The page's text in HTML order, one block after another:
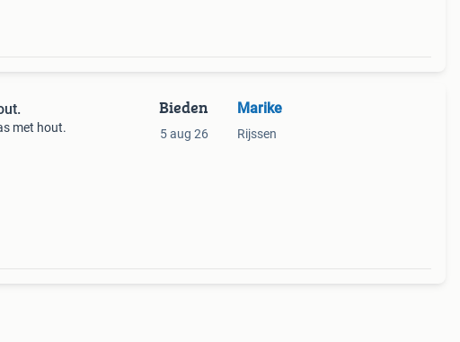
met hout.
Bieden
5 aug 26
Marike
Rijssen